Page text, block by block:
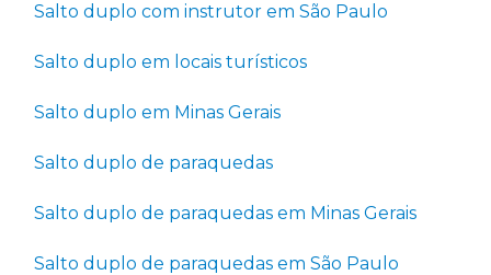
Salto duplo com instrutor em São Paulo
Salto duplo em locais turísticos
Salto duplo em Minas Gerais
Salto duplo de paraquedas
Salto duplo de paraquedas em Minas Gerais
Salto duplo de paraquedas em São Paulo